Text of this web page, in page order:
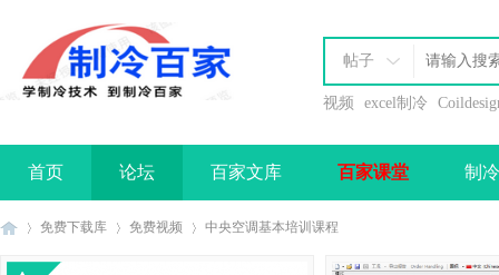
帖子
视频 excel制冷
首页 论坛 百家文库 百家课堂 制
办理会员
免费下载库 免费视频 中央空调基本培训课程